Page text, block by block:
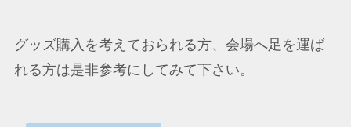
グッズ購入を考えておられる方、会場へ足を運ば
れる方は是非参考にしてみて下さい。